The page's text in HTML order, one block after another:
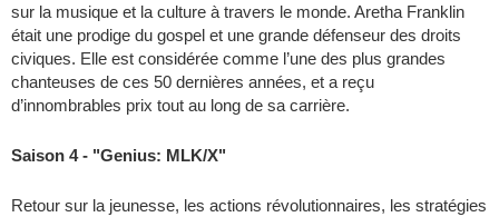
sur la musique et la culture à travers le monde. Aretha Franklin
était une prodige du gospel et une grande défenseur des droits
civiques. Elle est considérée comme l’une des plus grandes
chanteuses de ces 50 dernières années, et a reçu
d’innombrables prix tout au long de sa carrière.
Saison 4 - "Genius: MLK/X"
Retour sur la jeunesse, les actions révolutionnaires, les stratégies